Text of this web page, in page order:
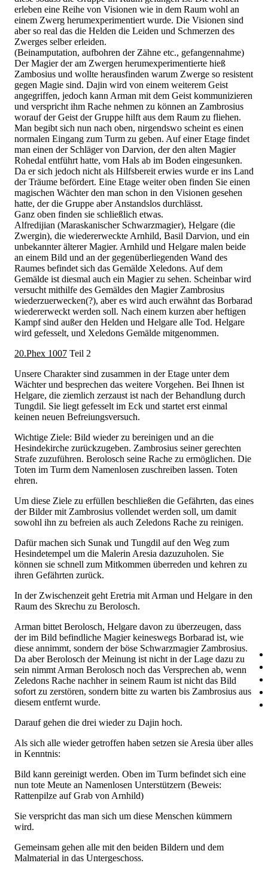
erleben eine Reihe von Visionen wie in dem Raum wohl an
einem Zwerg herumexperimentiert wurde. Die Visionen sind
aber so real das die Helden die Leiden und Schmerzen des
Zwerges selber erleiden.
(Beinamputation, aufbohren der Zähne etc., gefangennahme)
Der Magier der am Zwergen herumexperimentierte hieß
Zambosius und wollte herausfinden warum Zwerge so resistent
gegen Magie sind. Dajin wird von einem weiterem Geist
angegriffen, jedoch kann Arman mit dem Geist kommunizieren
und verspricht ihm Rache nehmen zu können an Zambrosius
worauf der Geist der Gruppe hilft aus dem Raum zu fliehen.
Man begibt sich nun nach oben, nirgendswo scheint es einen
normalen Eingang zum Turm zu geben. Auf einer Etage findet
man einen der Schläger von Darvion, der den alten Magier
Rohedal entführt hatte, vom Hals ab im Boden eingesunken.
Da er sich jedoch nicht als Hilfsbereit erwies wurde er ins Land
der Träume befördert. Eine Etage weiter oben finden Sie einen
magischen Wächter den man schon in den Visionen gesehen
hatte, der die Gruppe aber Anstandslos durchlässt.
Ganz oben finden sie schließlich etwas.
Alfredijian (Maraskanischer Schwarzmagier), Helgare (die
Zwergin), die wiedererweckte Arnhild, Basil Darvion, und ein
unbekannter älterer Magier. Arnhild und Helgare malen beide
an einem Bild und an der gegenüberliegenden Wand des
Raumes befindet sich das Gemälde Xeledons. Auf dem
Gemälde ist diesmal auch ein Magier zu sehen. Scheinbar wird
versucht mithilfe des Gemäldes den Magier Zambrosius
wiederzuerwecken(?), aber es wird auch erwähnt das Borbarad
wiedererweckt werden soll. Nach einem kurzen aber heftigen
Kampf sind außer den Helden und Helgare alle Tod. Helgare
wird gefesselt, und Xeledons Gemälde mitgenommen.
20.Phex 1007 Teil 2
Unsere Charakter sind zusammen in der Etage unter dem
Wächter und besprechen das weitere Vorgehen. Bei Ihnen ist
Helgare, die ziemlich zerzaust ist nach der Behandlung durch
Tungdil. Sie liegt gefesselt im Eck und startet erst einmal
keinen neuen Befreiungsversuch.
Wichtige Ziele: Bild wieder zu bereinigen und an die
Hesindekirche zurückzugeben. Zambrosius seiner gerechten
Strafe zuzuführen. Berolosch seine Rache zu ermöglichen. Die
Toten im Turm dem Namenlosen zuschreiben lassen. Toten
ehren.
Um diese Ziele zu erfüllen beschließen die Gefährten, das eines
der Bilder mit Zambrosius vollendet werden soll, um damit
sowohl ihn zu befreien als auch Zeledons Rache zu reinigen.
Dafür machen sich Sunak und Tungdil auf den Weg zum
Hesindetempel um die Malerin Aresia dazuzuholen. Sie
können sie schnell zum Mitkommen überreden und kehren zu
ihren Gefährten zurück.
In der Zwischenzeit geht Eretria mit Arman und Helgare in den
Raum des Skrechu zu Berolosch.
Arman bittet Berolosch, Helgare davon zu überzeugen, dass
der im Bild befindliche Magier keineswegs Borbarad ist, wie
diese annimmt, sondern der böse Schwarzmagier Zambrosius.
Da aber Berolosch der Meinung ist nicht in der Lage dazu zu
sein nimmt Arman Berolosch noch das Versprechen ab, wenn
Zeledons Rache nachher in seinem Raum ist nicht das Bild
sofort zu zerstören, sondern bitte zu warten bis Zambrosius aus
diesem entfernt wurde.
Darauf gehen die drei wieder zu Dajin hoch.
Als sich alle wieder getroffen haben setzen sie Aresia über alles
in Kenntnis:
Bild kann gereinigt werden. Oben im Turm befindet sich eine
nun tote Meute an Namenlosen Unterstützern (Beweis:
Rattenpilze auf Grab von Arnhild)
Sie verspricht das man sich um diese Menschen kümmern
wird.
Gemeinsam gehen alle mit den beiden Bildern und dem
Malmaterial in das Untergeschoss.